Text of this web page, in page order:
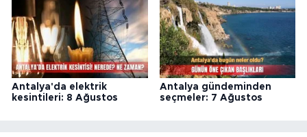
Antalya'da elektrik
kesintileri: 8 Ağustos
Antalya gündeminden
seçmeler: 7 Ağustos